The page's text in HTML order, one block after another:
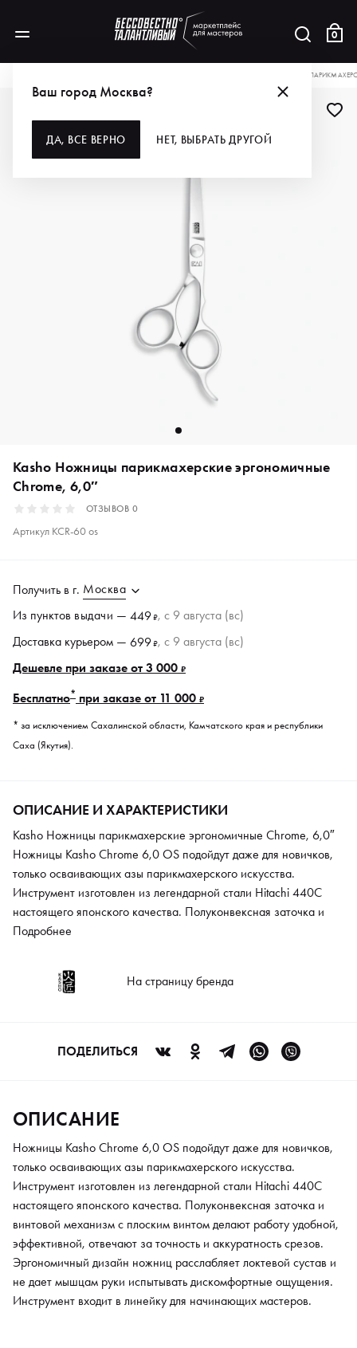
0
Ваш город Москва?
ДА, ВСЕ ВЕРНО НЕТ, ВЫБРАТЬ ДРУГОЙ
KASHO НОЖНИЦЫ
Kasho Ножницы парикмахерские эргономичные
Chrome, 6,0″
ОТЗЫВОВ 0
Артикул KCR-60 os
Получить в г. Москва
Из пунктов выдачи — 449₽, c 9 августа (вс)
Доставка курьером — 699₽, c 9 августа (вс)
Дешевле при заказе от 3 000 ₽
Бесплатно* при заказе от 11 000 ₽
* за исключением Сахалинской области, Камчатского края и республики
Саха (Якутия).
ОПИСАНИЕ И ХАРАКТЕРИСТИКИ
Kasho Ножницы парикмахерские эргономичные Chrome, 6,0″
Ножницы Kasho Chrome 6,0 OS подойдут даже для новичков,
только осваивающих азы парикмахерского искусства.
Инструмент изготовлен из легендарной стали Hitachi 440C
настоящего японского качества. Полуконвексная заточка и
винтовой механизм с плоским винтом делают работу удобной,
Эргономичный дизайн ножниц расслабляет локтевой сустав и
не дает мышцам руки испытывать дискомфортные ощущения.
Подробнее
На страницу бренда
ПОДЕЛИТЬСЯ
ОПИСАНИЕ
Ножницы Kasho Chrome 6,0 OS подойдут даже для новичков,
только осваивающих азы парикмахерского искусства.
Инструмент изготовлен из легендарной стали Hitachi 440C
настоящего японского качества. Полуконвексная заточка и
винтовой механизм с плоским винтом делают работу удобной,
эффективной, отвечают за точность и аккуратность срезов.
Эргономичный дизайн ножниц расслабляет локтевой сустав и
не дает мышцам руки испытывать дискомфортные ощущения.
Инструмент входит в линейку для начинающих мастеров.